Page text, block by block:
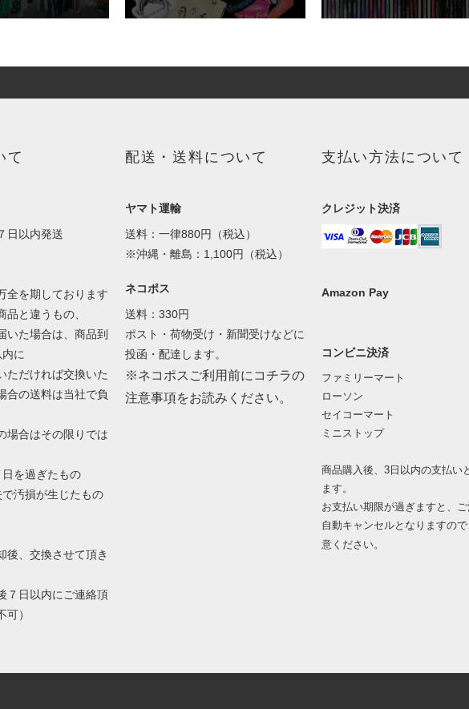
て
日以内発送
全を期しております
品と違うもの、
いた場合は、商品到
に
ただければ交換いた
合の送料は当社で負
場合はその限りでは
を過ぎたもの
汚損が生じたもの
後、交換させて頂き
７日以内にご連絡頂
可）
配送・送料について
ヤマト運輸
送料：一律880円（税込）
※沖縄・離島：1,100円（税込）
ネコポス
送料：330円
ポスト・荷物受け・新聞受けなどに
投函・配達します。
※ネコポスご利用前にコチラの
注意事項をお読みください。
支払い方法について
クレジット決済
Amazon Pay
コンビニ決済
ファミリーマート
ローソン
セイコーマート
ミニストップ
商品購入後、3日以内の支払い
ます。
お支払い期限が過ぎますと、
自動キャンセルとなりますの
意ください。